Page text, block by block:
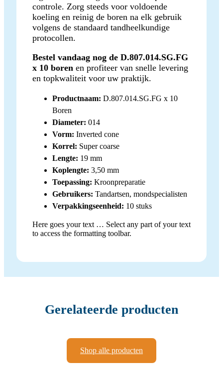
controle. Zorg steeds voor voldoende
koeling en reinig de boren na elk gebruik
volgens de standaard tandheelkundige
protocollen.
Bestel vandaag nog de D.807.014.SG.FG
x 10 boren en profiteer van snelle levering
en topkwaliteit voor uw praktijk.
Productnaam: D.807.014.SG.FG x 10
Boren
Diameter: 014
Vorm: Inverted cone
Korrel: Super coarse
Lengte: 19 mm
Koplengte: 3,50 mm
Toepassing: Kroonpreparatie
Gebruikers: Tandartsen, mondspecialisten
Verpakkingseenheid: 10 stuks
Here goes your text … Select any part of your text
to access the formatting toolbar.
Gerelateerde producten
Shop alle producten